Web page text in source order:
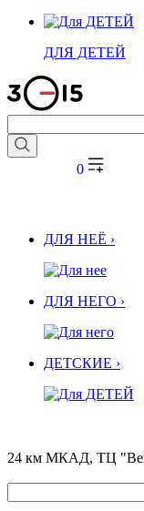
ДЛЯ ДЕТЕЙ
0
ДЛЯ НЕЁ ›
ДЛЯ НЕГО ›
ДЕТСКИЕ ›
24 км МКАД, ТЦ